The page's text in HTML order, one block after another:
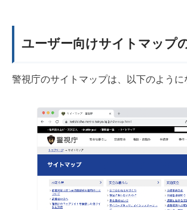
ユーザー向けサイトマップ
警視庁のサイトマップは、以下のように